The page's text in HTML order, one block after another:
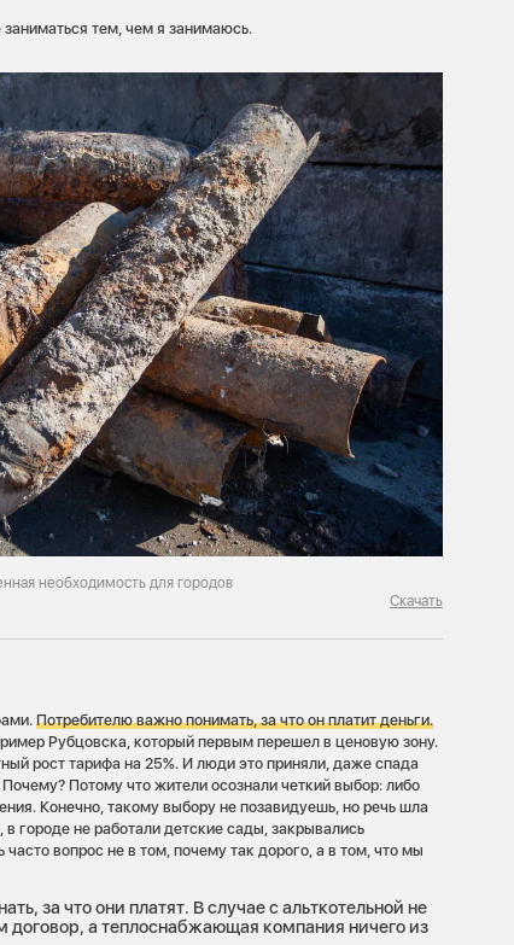
тем, чем я занимаюсь.
необходимость для городов
Скачать
Потребителю важно понимать, за что он платит деньги.
Рубцовска, который первым перешел в ценовую зону.
рост тарифа на 25%. И люди это приняли, даже спада
Потому что жители осознали четкий выбор: либо
Конечно, такому выбору не позавидуешь, но речь шла
городе не работали детские сады, закрывались
вопрос не в том, почему так дорого, а в том, что мы
за что они платят. В случае с альткотельной не
договор, а теплоснабжающая компания ничего из